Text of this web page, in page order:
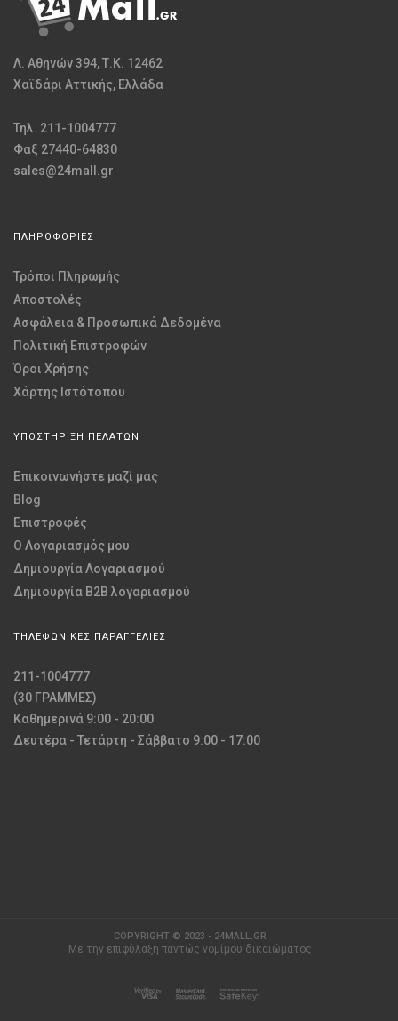
Λ. Αθηνών 394, Τ.Κ. 12462
Χαϊδάρι Αττικής, Ελλάδα
Τηλ. 211-1004777
Φαξ 27440-64830
sales@24mall.gr
ΠΛΗΡΟΦΟΡΙΕΣ
Τρόποι Πληρωμής
Αποστολές
Ασφάλεια & Προσωπικά Δεδομένα
Πολιτική Επιστροφών
Όροι Χρήσης
Χάρτης Ιστότοπου
ΥΠΟΣΤΗΡΙΞΗ ΠΕΛΑΤΩΝ
Επικοινωνήστε μαζί μας
Blog
Επιστροφές
O Λογαριασμός μου
Δημιουργία Λογαριασμού
Δημιουργία B2B λογαριασμού
ΤΗΛΕΦΩΝΙΚΕΣ ΠΑΡΑΓΓΕΛΙΕΣ
211-1004777
(30 ΓΡΑΜΜΕΣ)
Καθημερινά 9:00 - 20:00
Δευτέρα - Τετάρτη - Σάββατο 9:00 - 17:00
COPYRIGHT © 2023 - 24MALL.GR
Με την επιφύλαξη παντώς νομίμου δικαιώματος